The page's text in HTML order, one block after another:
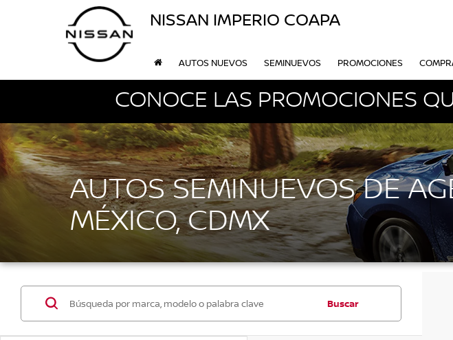
NISSAN IMPERIO COAPA
AUTOS NUEVOS SEMINUEVOS PROMOCIONES
CONOCE LAS PROMOCIONES
AUTOS SEMINUEVOS DE
MÉXICO, CDMX
Buscar